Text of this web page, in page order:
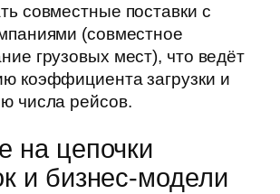
совместные поставки с
(совместное
грузовых мест), что ведёт
коэффициента загрузки и
числа рейсов.
на цепочки
и бизнес-модели